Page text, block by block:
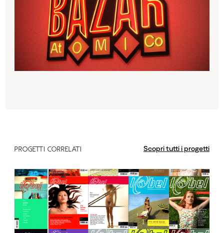
PROGETTI CORRELATI Scopri tutti i progetti